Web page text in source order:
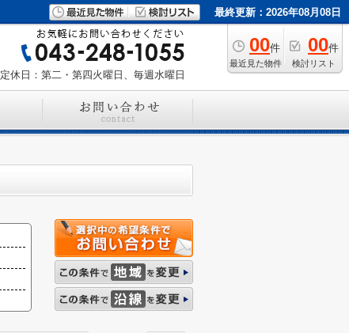
最終更新：2026年08月08日
00件
最近見た物件
00件
検討リスト
定休日：第二・第四火曜日、毎週水曜日